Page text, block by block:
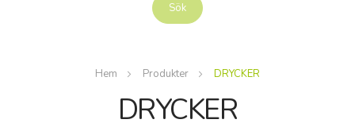
Sök
Hem Produkter DRYCKER
DRYCKER